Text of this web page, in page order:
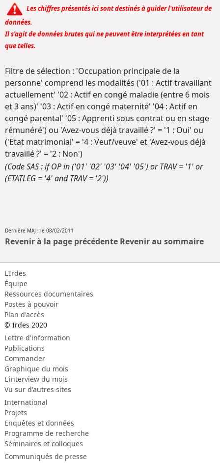
Les chiffres présentés ici sont destinés à guider l'utilisateur de
données.
Il s'agit de données brutes qui ne peuvent être interprétées en tant
que telles.
Filtre de sélection : 'Occupation principale de la
personne' comprend les modalités ('01 : Actif travaillant
actuellement' '02 : Actif en congé maladie (entre 6 mois
et 3 ans)' '03 : Actif en congé maternité' '04 : Actif en
congé parental' '05 : Apprenti sous contrat ou en stage
rémunéré') ou 'Avez-vous déjà travaillé ?' = '1 : Oui' ou
('Etat matrimonial' = '4 : Veuf/veuve' et 'Avez-vous déjà
travaillé ?' = '2 : Non')
(Code SAS : if OP in ('01' '02' '03' '04' '05') or TRAV = '1' or
(ETATLEG = '4' and TRAV = '2'))
Dernière MAJ : le 08/02/2011
Revenir à la page précédente Revenir au sommaire
L'Irdes
Équipe
Ressources documentaires
Postes à pouvoir
Plan d'accès
© Irdes 2020
Lettre d'information
Publications
Commander
Graphique du mois
L'interview du mois
Vu sur d'autres sites
International
Projets
Enquêtes et données
Programme de recherche
Séminaires et colloques
Communiqués de presse